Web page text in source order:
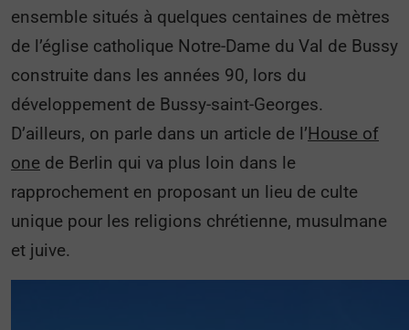
ensemble situés à quelques centaines de mètres
de l’église catholique Notre-Dame du Val de Bussy
construite dans les années 90, lors du
développement de Bussy-saint-Georges.
D’ailleurs, on parle dans un article de l’House of
one de Berlin qui va plus loin dans le
rapprochement en proposant un lieu de culte
unique pour les religions chrétienne, musulmane
et juive.